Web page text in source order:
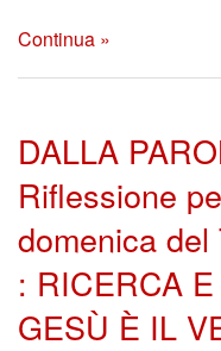
Continua »
DALLA
Riflessione
domenica
: RICERCA
GESÙ È IL